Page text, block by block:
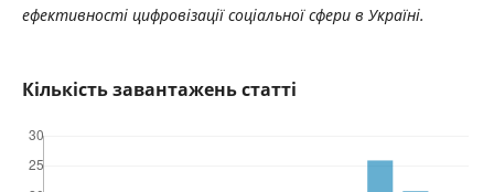
ефективності цифровізації соціальної сфери в Україні.
Кількість завантажень статті